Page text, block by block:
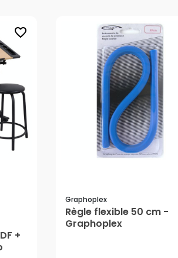
favorite_border
+
Graphoplex
Règle flexible 50 cm -
Graphoplex